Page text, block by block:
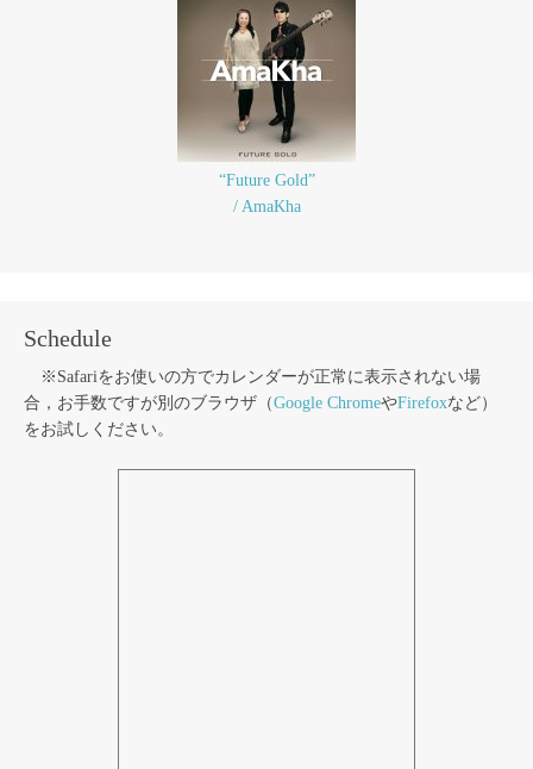
“Future Gold”
/ AmaKha
Schedule
※Safariをお使いの方でカレンダーが正常に表示されない場
合，お手数ですが別のブラウザ（Google ChromeやFirefoxなど）
をお試しください。